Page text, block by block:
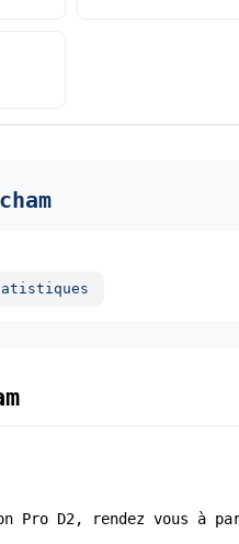
Pro D2, rendez vous à